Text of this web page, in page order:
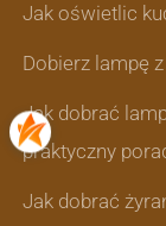
Jak oświetlic
Dobierz lampę
Jak dobrać
praktyczny
Jak dobrać